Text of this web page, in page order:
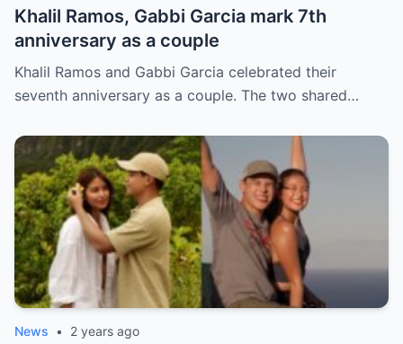
Khalil Ramos, Gabbi Garcia mark 7th
anniversary as a couple
Khalil Ramos and Gabbi Garcia celebrated their
seventh anniversary as a couple. The two shared…
News • 2 years ago